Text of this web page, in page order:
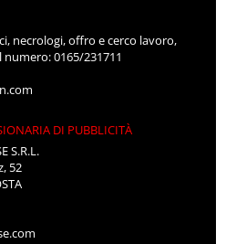
necrologi, offro e cerco lavoro,
0165/231711
DI PUBBLICITÀ
S.R.L.
52